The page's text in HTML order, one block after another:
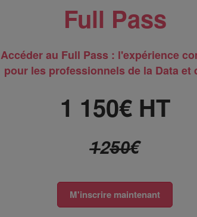
Full Pass
Accéder au Full Pass : l'expérience
pour les professionnels de la Data et
1 150€ HT
1̶̶25̶̶0̶€
M'inscrire maintenant